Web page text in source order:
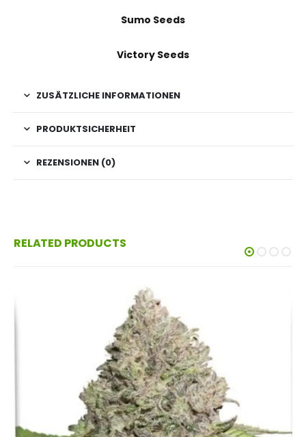
Sumo Seeds
Victory Seeds
ZUSÄTZLICHE INFORMATIONEN
PRODUKTSICHERHEIT
REZENSIONEN (0)
RELATED PRODUCTS